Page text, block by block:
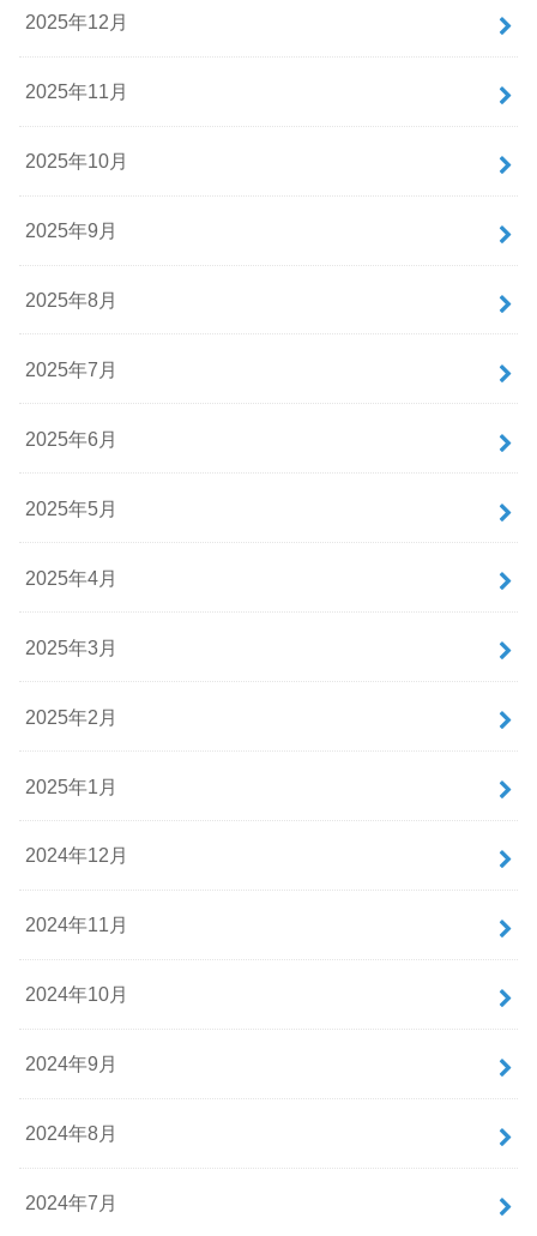
2025年12月
2025年11月
2025年10月
2025年9月
2025年8月
2025年7月
2025年6月
2025年5月
2025年4月
2025年3月
2025年2月
2025年1月
2024年12月
2024年11月
2024年10月
2024年9月
2024年8月
2024年7月